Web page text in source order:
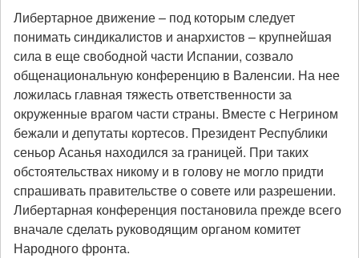
Либертарное движение – под которым следует
понимать синдикалистов и анархистов – крупнейшая
сила в еще свободной части Испании, созвало
общенациональную конференцию в Валенсии. На нее
ложилась главная тяжесть ответственности за
окруженные врагом части страны. Вместе с Негрином
бежали и депутаты кортесов. Президент Республики
сеньор Асанья находился за границей. При таких
обстоятельствах никому и в голову не могло придти
спрашивать правительстве о совете или разрешении.
Либертарная конференция постановила прежде всего
вначале сделать руководящим органом комитет
Народного фронта.